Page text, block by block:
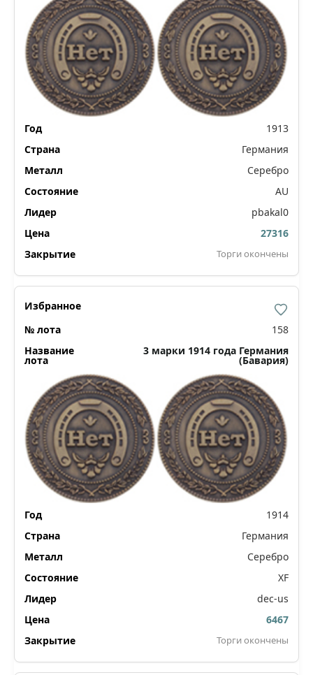
1913
Германия
Серебро
AU
pbakal0
27316
Торги окончены
158
3 марки 1914 года Германия
(Бавария)
1914
Германия
Серебро
XF
dec-us
6467
Торги окончены